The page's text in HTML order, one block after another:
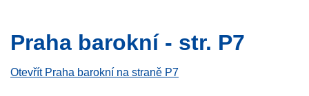
Praha barokní - str. P7
Otevřít Praha barokní na straně P7